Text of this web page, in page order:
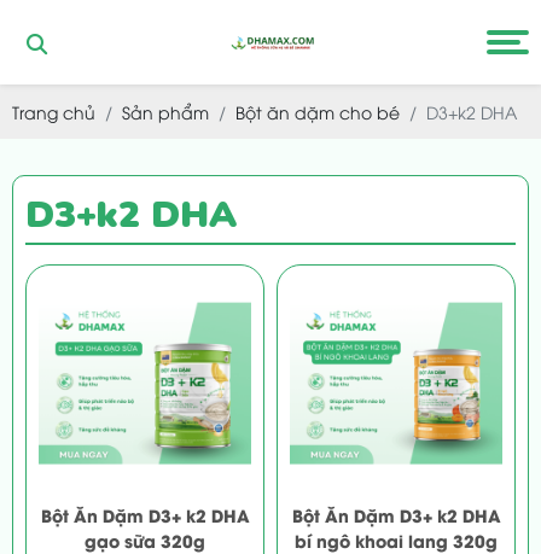
Trang chủ Sản phẩm Bột ăn dặm cho bé D3+k2 DHA
D3+k2 DHA
Bột Ăn Dặm D3+ k2 DHA
gạo sữa 320g
Bột Ăn Dặm D3+ k2 DHA
bí ngô khoai lang 320g